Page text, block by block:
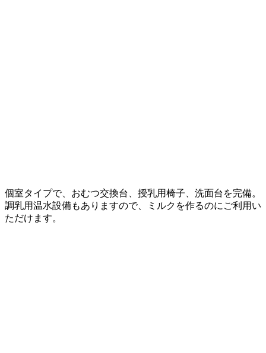
個室タイプで、おむつ交換台、授乳用椅子、洗面台を完備。
調乳用温水設備もありますので、ミルクを作るのにご利用い
ただけます。